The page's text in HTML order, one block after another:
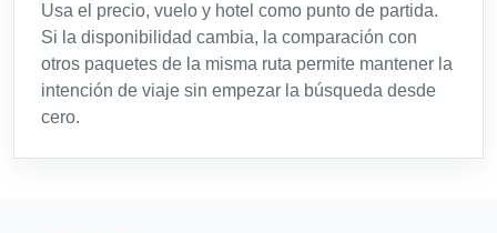
Usa el precio, vuelo y hotel como punto de partida.
Si la disponibilidad cambia, la comparación con
otros paquetes de la misma ruta permite mantener la
intención de viaje sin empezar la búsqueda desde
cero.